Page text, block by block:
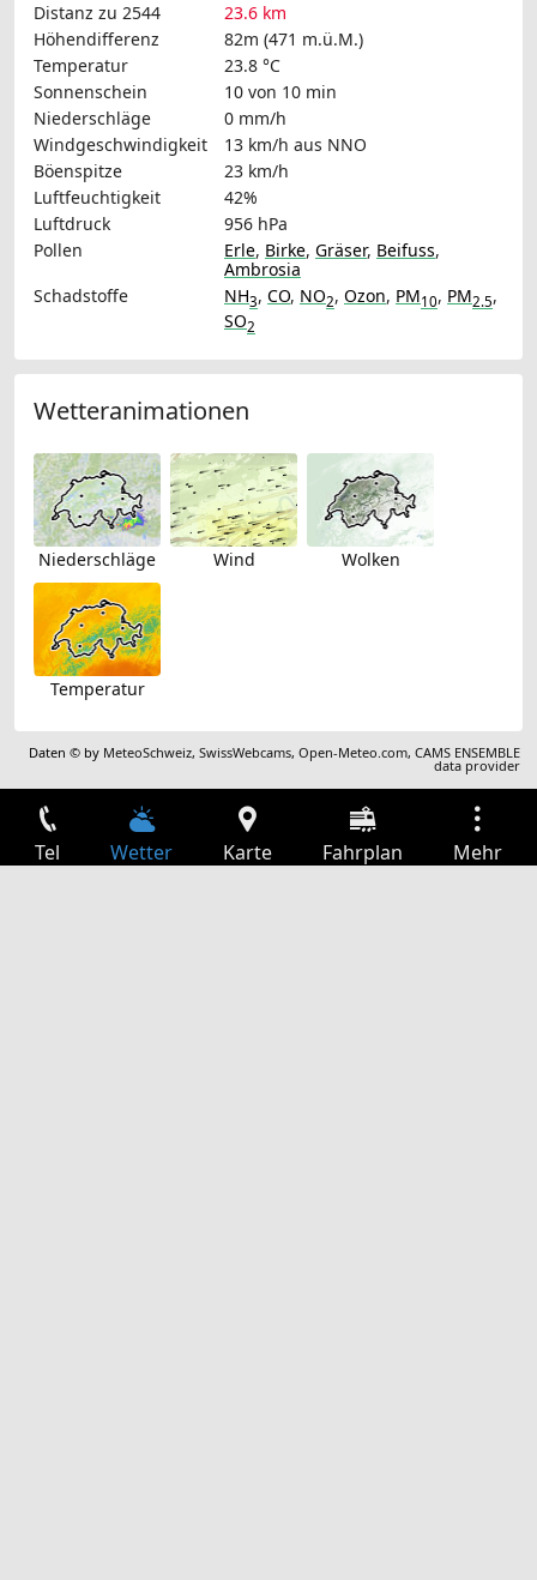
Distanz zu 2544
23.6 km
Höhendifferenz
82m (471 m.ü.M.)
Temperatur
23.8 °C
Sonnenschein
10 von 10 min
Niederschläge
0 mm/h
Windgeschwindigkeit
13 km/h aus NNO
Böenspitze
23 km/h
Luftfeuchtigkeit
42%
Luftdruck
956 hPa
Pollen
Erle, Birke, Gräser, Beifuss,
Ambrosia
Schadstoffe
NH3, CO, NO2, Ozon, PM10, PM2.5,
SO2
Wetteranimationen
Niederschläge Wind Wolken
Temperatur
Daten © by MeteoSchweiz,SwissWebcams,Open-Meteo.com,CAMS ENSEMBLE
data provider
Tel Wetter Karte Fahrplan Mehr